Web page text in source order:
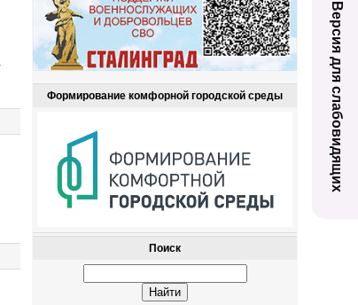
Версия для слабовидящих
Формирование комфорной городской среды
Поиск